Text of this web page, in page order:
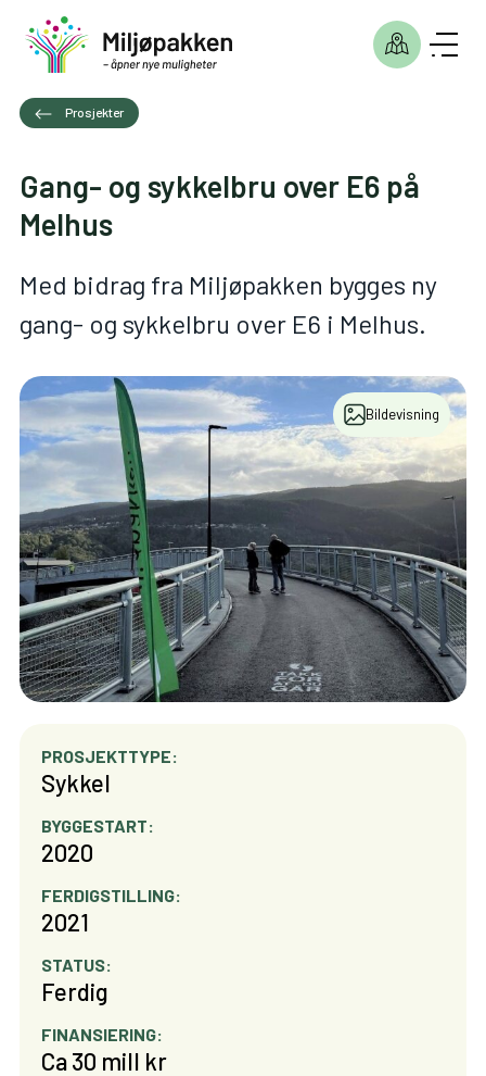
Prosjekter
Gang- og sykkelbru over E6 på
Melhus
Med bidrag fra Miljøpakken bygges ny
gang- og sykkelbru over E6 i Melhus.
Bildevisning
PROSJEKTTYPE:
Sykkel
BYGGESTART:
2020
FERDIGSTILLING:
2021
STATUS:
Ferdig
FINANSIERING:
Ca 30 mill kr